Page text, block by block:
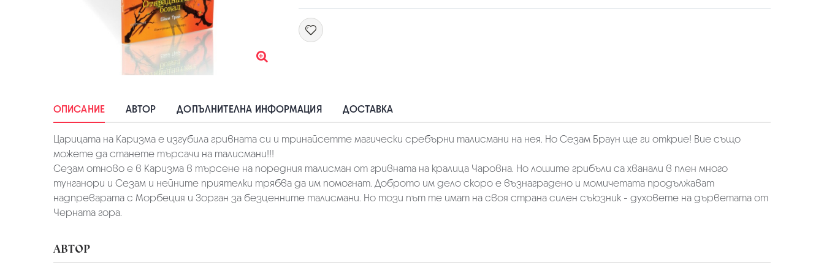
ОПИСАНИЕ АВТОР ДОПЪЛНИТЕЛНА ИНФОРМАЦИЯ ДОСТАВКА
Царицата на Каризма е изгубила гривната си и тринайсетте магически сребърни талисмани на нея. Но Сезам Браун ще ги открие! Вие също
можете да станете търсачи на талисмани!!!
Сезам отново е в Каризма в търсене на поредния талисман от гривната на кралица Чаровна. Но лошите грибъли са хванали в плен много
тунганори и Сезам и нейните приятелки трябва да им помогнат. Доброто им дело скоро е възнаградено и момичетата продължават
надпреварата с Морбеция и Зорган за безценните талисмани. Но този път те имат на своя страна силен съюзник - духовете на дърветата от
Черната гора.
АВТОР